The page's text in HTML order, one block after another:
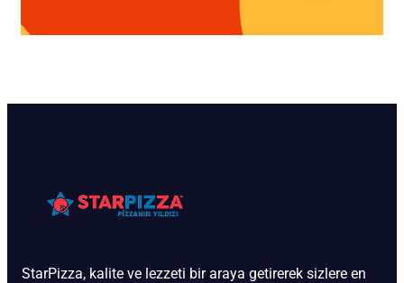
StarPizza, kalite ve lezzeti bir araya getirerek sizlere en